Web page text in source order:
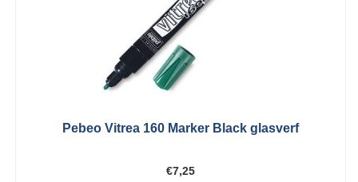
Pebeo Vitrea 160 Marker Black glasverf
€7,25